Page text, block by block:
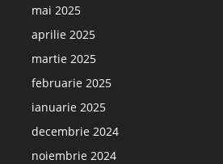
mai 2025
aprilie 2025
martie 2025
februarie 2025
ianuarie 2025
decembrie 2024
noiembrie 2024